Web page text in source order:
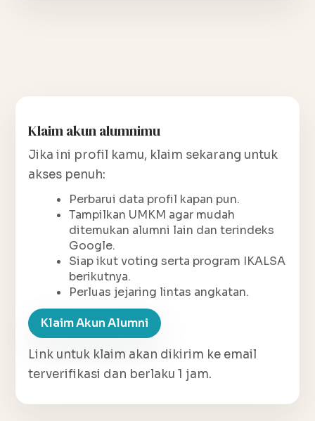
Klaim akun alumnimu
Jika ini profil kamu, klaim sekarang untuk
akses penuh:
Perbarui data profil kapan pun.
Tampilkan UMKM agar mudah
ditemukan alumni lain dan terindeks
Google.
Siap ikut voting serta program IKALSA
berikutnya.
Perluas jejaring lintas angkatan.
Klaim Akun Alumni
Link untuk klaim akan dikirim ke email
terverifikasi dan berlaku 1 jam.